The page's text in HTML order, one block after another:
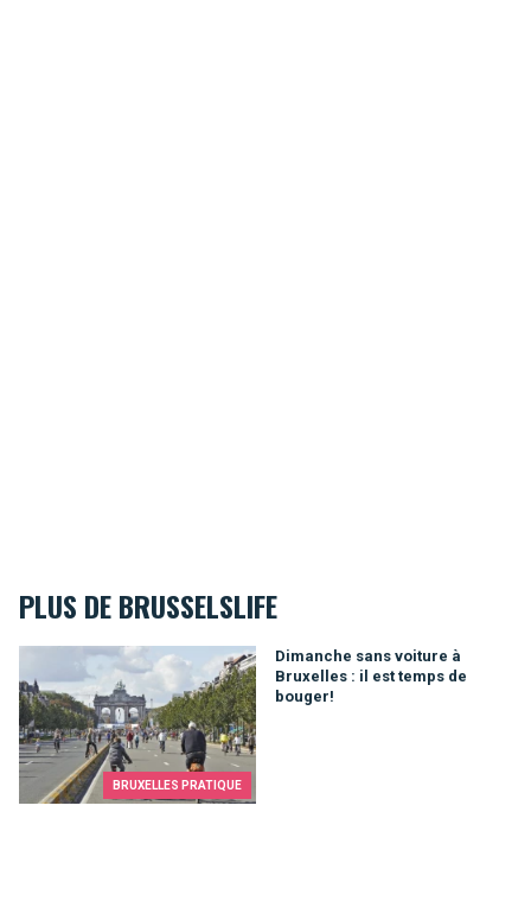
PLUS DE BRUSSELSLIFE
BRUXELLES PRATIQUE
Dimanche sans voiture à
Bruxelles : il est temps de
bouger!
Dimanche sans voiture à Bruxelles : il est temps de bouger!